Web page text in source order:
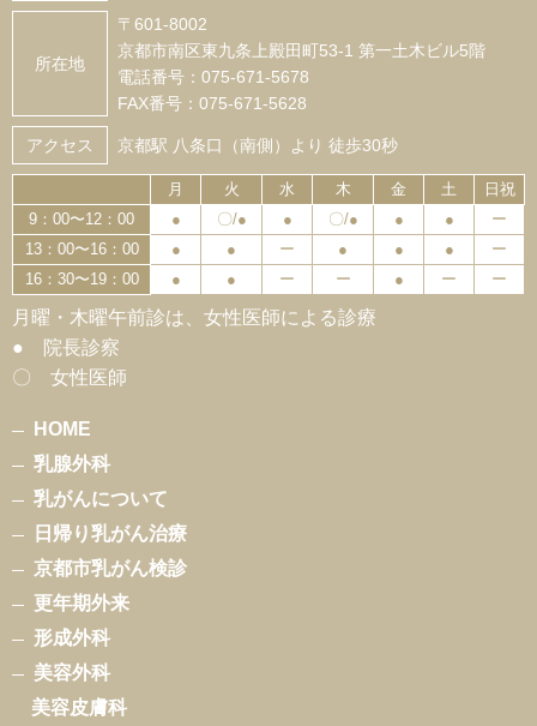
所在地
〒601-8002
京都市南区東九条上殿田町53-1 第一土木ビル5階
電話番号：075-671-5678
FAX番号：075-671-5628
アクセス 京都駅 八条口（南側）より 徒歩30秒
月 火 水 木 金 土
日祝
9：00〜12：00
● 〇/● ● 〇/● ● ●
ー
13：00〜16：00
● ● ー ● ● ●
ー
16：30〜19：00
● ● ー ー ● ー ー
月曜・木曜午前診は、女性医師による診療
● 院長診察
〇 女性医師
HOME
乳腺外科
乳がんについて
日帰り乳がん治療
京都市乳がん検診
更年期外来
形成外科
美容外科
美容皮膚科